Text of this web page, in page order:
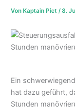
Von Kaptain Piet/8.
Ein
hat dazu geführt,
Stunden